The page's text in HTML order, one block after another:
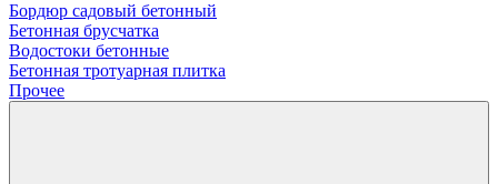
Бордюр садовый бетонный
Бетонная брусчатка
Водостоки бетонные
Бетонная тротуарная плитка
Прочее